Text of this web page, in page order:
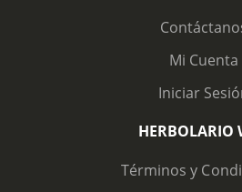
Mi Cuenta
Iniciar
HERBOLARIO
Términos y